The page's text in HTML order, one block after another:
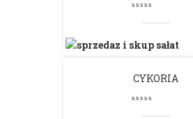
CYKORIA